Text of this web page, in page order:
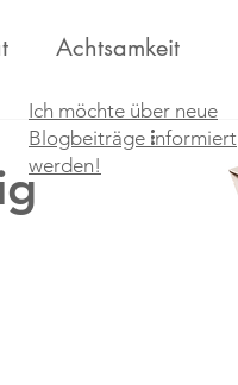
Achtsamkeit
Ich möchte über neue
Blogbeiträge informiert
werden!